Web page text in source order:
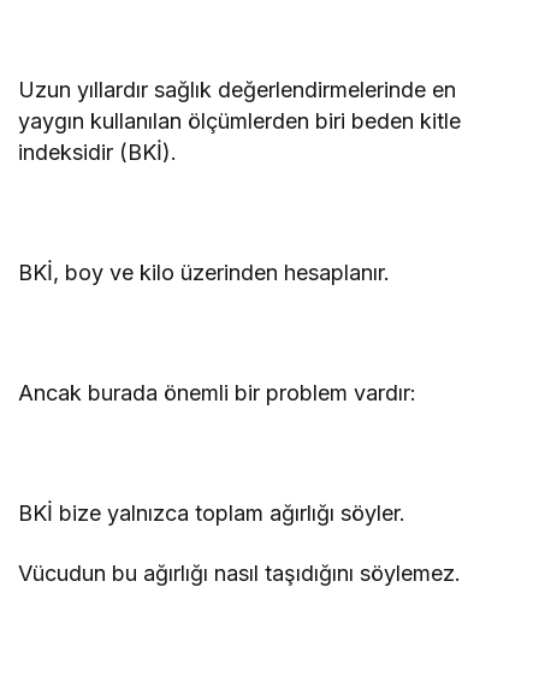
Uzun yıllardır sağlık değerlendirmelerinde en
yaygın kullanılan ölçümlerden biri beden kitle
indeksidir (BKİ).
BKİ, boy ve kilo üzerinden hesaplanır.
Ancak burada önemli bir problem vardır:
BKİ bize yalnızca toplam ağırlığı söyler.
Vücudun bu ağırlığı nasıl taşıdığını söylemez.